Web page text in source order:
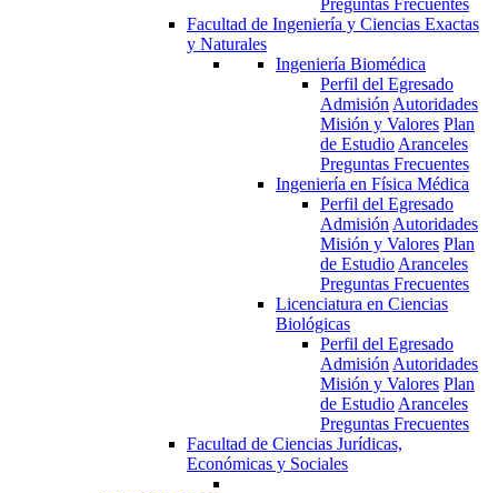
Preguntas Frecuentes
Facultad de Ingeniería y Ciencias Exactas
y Naturales
Ingeniería Biomédica
Perfil del Egresado
Admisión Autoridades
Misión y Valores Plan
de Estudio Aranceles
Preguntas Frecuentes
Ingeniería en Física Médica
Perfil del Egresado
Admisión Autoridades
Misión y Valores Plan
de Estudio Aranceles
Preguntas Frecuentes
Licenciatura en Ciencias
Biológicas
Perfil del Egresado
Admisión Autoridades
Misión y Valores Plan
de Estudio Aranceles
Preguntas Frecuentes
Facultad de Ciencias Jurídicas,
Económicas y Sociales